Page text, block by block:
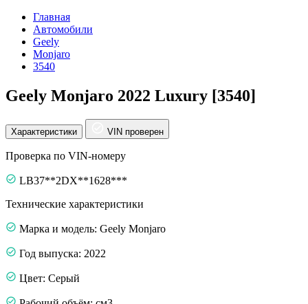
Главная
Автомобили
Geely
Monjaro
3540
Geely Monjaro 2022 Luxury [3540]
Характеристики VIN проверен
Проверка по VIN-номеру
LB37**2DX**1628***
Технические характеристики
Марка и модель: Geely Monjaro
Год выпуска: 2022
Цвет: Серый